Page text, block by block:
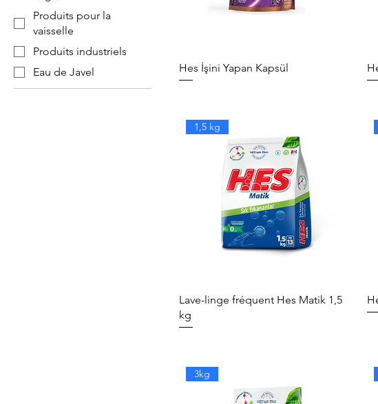
Produits pour la
vaisselle
Produits industriels
Eau de Javel
Hes İşini Yapan Kapsül
1,5 kg
Lave-linge fréquent Hes Matik 1,5
kg
3kg